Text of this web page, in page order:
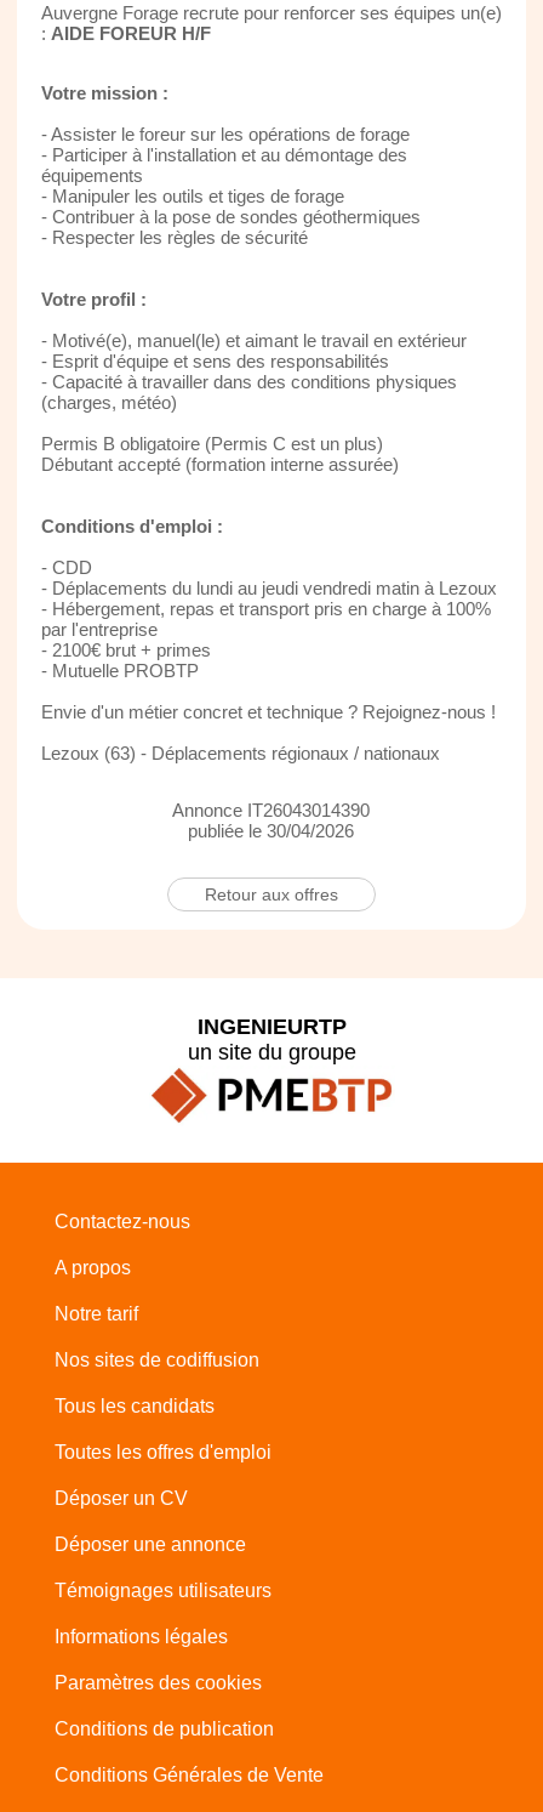
Auvergne Forage recrute pour renforcer ses équipes un(e)
: AIDE FOREUR H/F
Votre mission :
- Assister le foreur sur les opérations de forage
- Participer à l'installation et au démontage des
équipements
- Manipuler les outils et tiges de forage
- Contribuer à la pose de sondes géothermiques
- Respecter les règles de sécurité
Votre profil :
- Motivé(e), manuel(le) et aimant le travail en extérieur
- Esprit d'équipe et sens des responsabilités
- Capacité à travailler dans des conditions physiques
(charges, météo)
Permis B obligatoire (Permis C est un plus)
Débutant accepté (formation interne assurée)
Conditions d'emploi :
- CDD
- Déplacements du lundi au jeudi vendredi matin à Lezoux
- Hébergement, repas et transport pris en charge à 100%
par l'entreprise
- 2100€ brut + primes
- Mutuelle PROBTP
Envie d'un métier concret et technique ? Rejoignez-nous !
Lezoux (63) - Déplacements régionaux / nationaux
Annonce IT26043014390
publiée le 30/04/2026
Retour aux offres
INGENIEURTP
un site du groupe
Contactez-nous
A propos
Notre tarif
Nos sites de codiffusion
Tous les candidats
Toutes les offres d'emploi
Déposer un CV
Déposer une annonce
Témoignages utilisateurs
Informations légales
Paramètres des cookies
Conditions de publication
Conditions Générales de Vente